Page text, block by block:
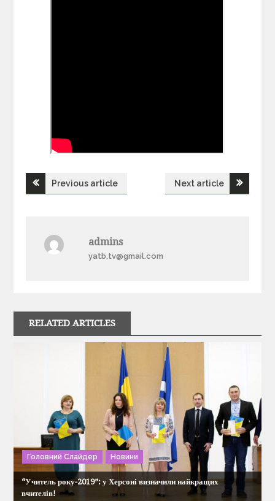
Н
г
а
з
а
Previous article Next article
admins
yatb.tv@gmail.com
RELATED ARTICLES
Головний Слайдер Новини
“Учитель року-2019”: у Херсоні визначили найкращих
вчителів!